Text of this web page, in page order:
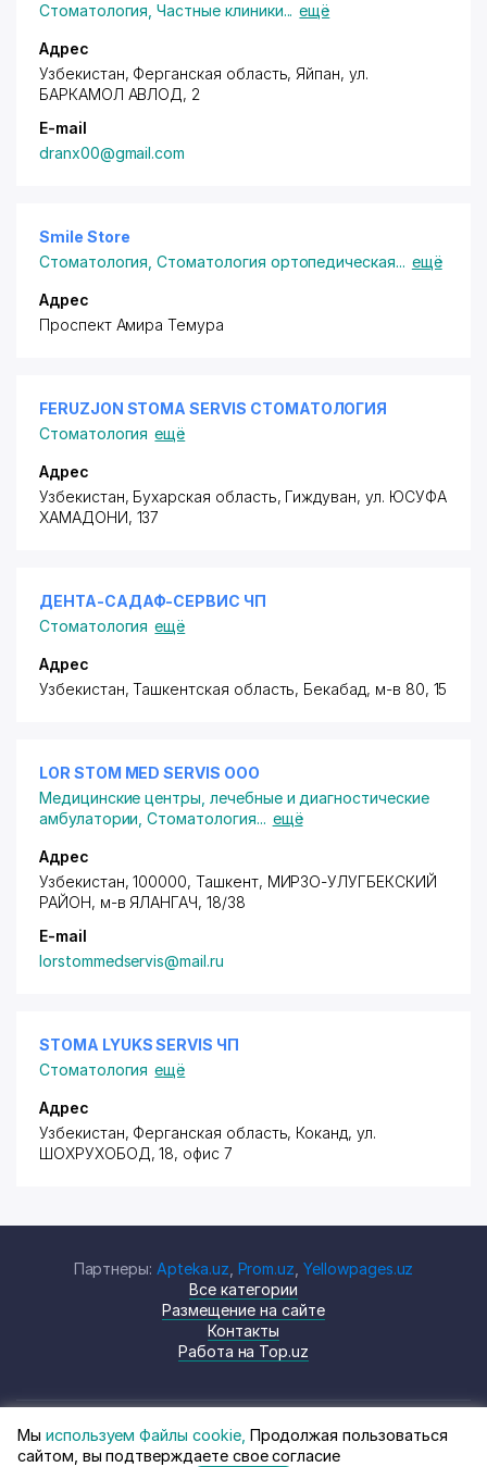
Стоматология ,Частные клиники... ещё
Адрес
Узбекистан, Ферганская область, Яйпан,ул.
БАРКАМОЛ АВЛОД, 2
E-mail
dranx00@gmail.com
Smile Store
Стоматология ,Стоматология ортопедическая... ещё
Адрес
Проспект Амира Темура
FERUZJON STOMA SERVIS СТОМАТОЛОГИЯ
Стоматология ещё
Адрес
Узбекистан, Бухарская область, Гиждуван, ул. ЮСУФА
ХАМАДОНИ, 137
ДЕНТА-САДАФ-СЕРВИС ЧП
Стоматология ещё
Адрес
Узбекистан, Ташкентская область, Бекабад, м-в 80, 15
LOR STOM MED SERVIS ООО
Медицинские центры, лечебные и диагностические
амбулатории ,Стоматология... ещё
Адрес
Узбекистан, 100000, Ташкент, МИРЗО-УЛУГБЕКСКИЙ
РАЙОН, м-в ЯЛАНГАЧ, 18/38
E-mail
lorstommedservis@mail.ru
STOMA LYUKS SERVIS ЧП
Стоматология ещё
Адрес
Узбекистан, Ферганская область, Коканд, ул.
ШОХРУХОБОД, 18, офис 7
Партнеры: Apteka.uz Prom.uz ,Yellowpages.uz
Все категории
Размещение на сайте
Контакты
Работа на Top.uz
© Top.uz, 2024 Каталог компаний
Политика
Мы используем Файлы cookie, Продолжая пользоваться
сайтом, вы подтверждаете свое согласие